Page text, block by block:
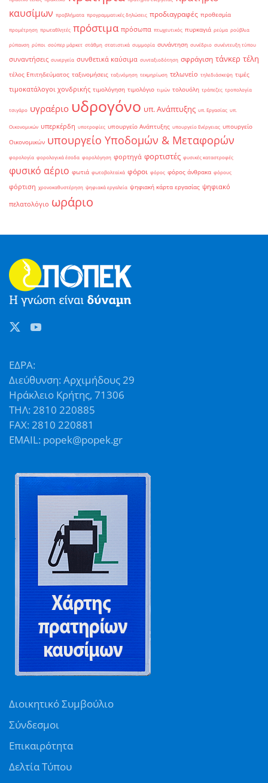
καυσίμων προβλήματα προγραμματικές δηλώσεις προδιαγραφές προθεσμία
προμέτρηση πρωταθλητές πρόστιμα πρόσωπα πτωχευτικός πυρκαγιά ρεύμα ρούβλια
ρύπανση ρύποι σούπερ μάρκετ στάθμη στατιστικά συμμορία συνάντηση συνέδριο συνέντευξη τύπου
συναντήσεις συνεργεία συνθετικά καύσιμα συνταξιοδότηση σφράγιση τάνκερ τέλη
τέλος Επιτηδεύματος ταξινομήσεις ταξινόμηση τεκμηρίωση τελωνείο τηλεδιάσκεψη τιμές
τιμοκατάλογοι χονδρικής τιμολόγηση τιμολόγιο τιμών τολουόλη τράπεζες τροπολογία
τσιγάρο υγραέριο υδρογόνο υπ. Ανάπτυξης υπ. Εργασίας υπ.
Οικονομικών υπερκέρδη υποτροφίες υπουργείο Ανάπτυξης υπουργείο Ενέργειας υπουργείο
Οικονομικών υπουργείο Υποδομών & Μεταφορών
φορολογία φορολογικά έσοδα φορολόγηση φορτηγά φορτιστές φυσικές καταστροφές
φυσικό αέριο φωτιά φωτοβολταϊκά φόροι φόρος φόρος άνθρακα φόρους
φόρτιση χρονοκαθυστέρηση ψηφιακά εργαλεία ψηφιακή κάρτα εργασίας ψηφιακό
πελατολόγιο ωράριο
ΕΔΡΑ:
Διεύθυνση: Αρχιμήδους 29
Ηράκλειο Κρήτης, 71306
ΤΗΛ: 2810 220885
FAX: 2810 220881
EMAIL: popek@popek.gr
Διοικητικό Συμβούλιο
Σύνδεσμοι
Επικαιρότητα
Δελτία Τύπου